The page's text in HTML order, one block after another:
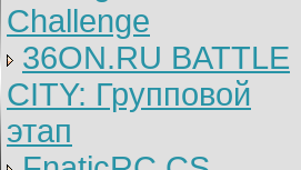
Challenge
36ON.RU BATTLE
CITY: Групповой
этап